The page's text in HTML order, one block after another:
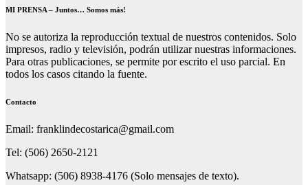
MI PRENSA – Juntos… Somos más!
No se autoriza la reproducción textual de nuestros contenidos. Solo
impresos, radio y televisión, podrán utilizar nuestras informaciones.
Para otras publicaciones, se permite por escrito el uso parcial. En
todos los casos citando la fuente.
Contacto
Email: franklindecostarica@gmail.com
Tel: (506) 2650-2121
Whatsapp: (506) 8938-4176 (Solo mensajes de texto).